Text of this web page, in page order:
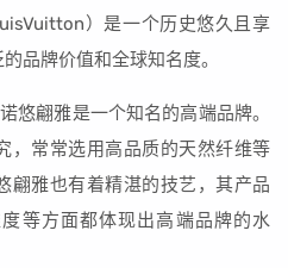
）是一个历史悠久且享
品牌价值和全球知名度。
悠翩雅是一个知名的高端品牌。
，常常选用高品质的天然纤维等
翩雅也有着精湛的技艺，其产品
等方面都体现出高端品牌的水